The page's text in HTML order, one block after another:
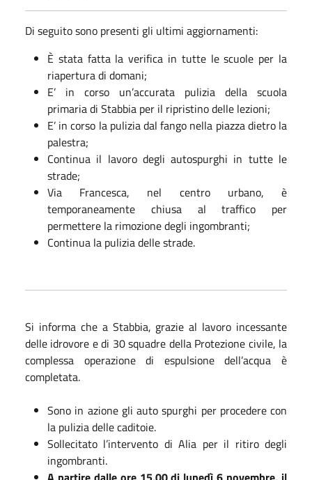
Di seguito sono presenti gli ultimi aggiornamenti:
È stata fatta la verifica in tutte le scuole per la
riapertura di domani;
E’ in corso un’accurata pulizia della scuola
primaria di Stabbia per il ripristino delle lezioni;
E’ in corso la pulizia dal fango nella piazza dietro la
palestra;
Continua il lavoro degli autospurghi in tutte le
strade;
Via Francesca, nel centro urbano, è
temporaneamente chiusa al traffico per
permettere la rimozione degli ingombranti;
Continua la pulizia delle strade.
Si informa che a Stabbia, grazie al lavoro incessante
delle idrovore e di 30 squadre della Protezione civile, la
complessa operazione di espulsione dell’acqua è
completata.
Sono in azione gli auto spurghi per procedere con
la pulizia delle caditoie.
Sollecitato l’intervento di Alia per il ritiro degli
ingombranti.